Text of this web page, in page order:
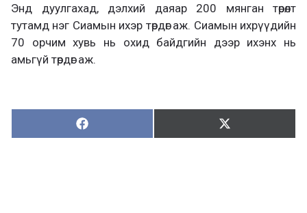
Энд дуулгахад, дэлхий даяар 200 мянган төрөлт
тутамд нэг Сиамын ихэр төрдөг аж. Сиамын ихрүүдийн
70 орчим хувь нь охид байдгийн дээр ихэнх нь
амьгүй төрдөг аж.
Хуваалцах:
Х
у
Түгээх:
Т
ү